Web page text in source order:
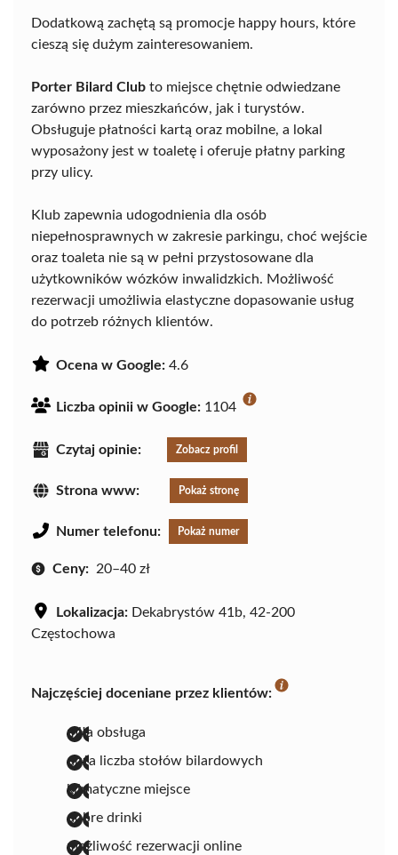
Dodatkową zachętą są promocje happy hours, które
cieszą się dużym zainteresowaniem.
Porter Bilard Club to miejsce chętnie odwiedzane
zarówno przez mieszkańców, jak i turystów.
Obsługuje płatności kartą oraz mobilne, a lokal
wyposażony jest w toaletę i oferuje płatny parking
przy ulicy.
Klub zapewnia udogodnienia dla osób
niepełnosprawnych w zakresie parkingu, choć wejście
oraz toaleta nie są w pełni przystosowane dla
użytkowników wózków inwalidzkich. Możliwość
rezerwacji umożliwia elastyczne dopasowanie usług
do potrzeb różnych klientów.
Ocena w Google: 4.6
Liczba opinii w Google: 1104
Czytaj opinie: Zobacz profil
Strona www: Pokaż stronę
Numer telefonu: Pokaż numer
Ceny: 20–40 zł
Lokalizacja: Dekabrystów 41b, 42-200
Częstochowa
Najczęściej doceniane przez klientów:
miła obsługa
duża liczba stołów bilardowych
klimatyczne miejsce
dobre drinki
możliwość rezerwacji online